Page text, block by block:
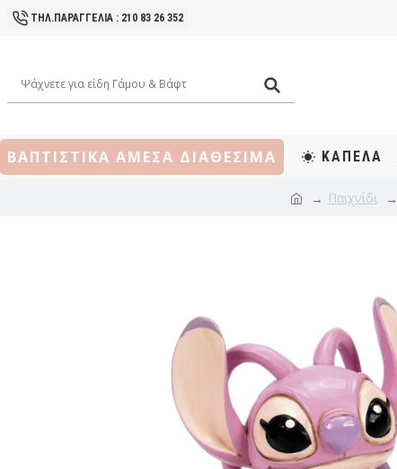
ΤΗΛ.ΠΑΡΑΓΓΕΛΙΑ : 210 83 26 352
ΒΑΠΤΙΣΤΙΚΑ ΑΜΕΣΑ ΔΙΑΘΕΣΙΜΑ ΚΑΠΕΛΑ
Παιχνίδι